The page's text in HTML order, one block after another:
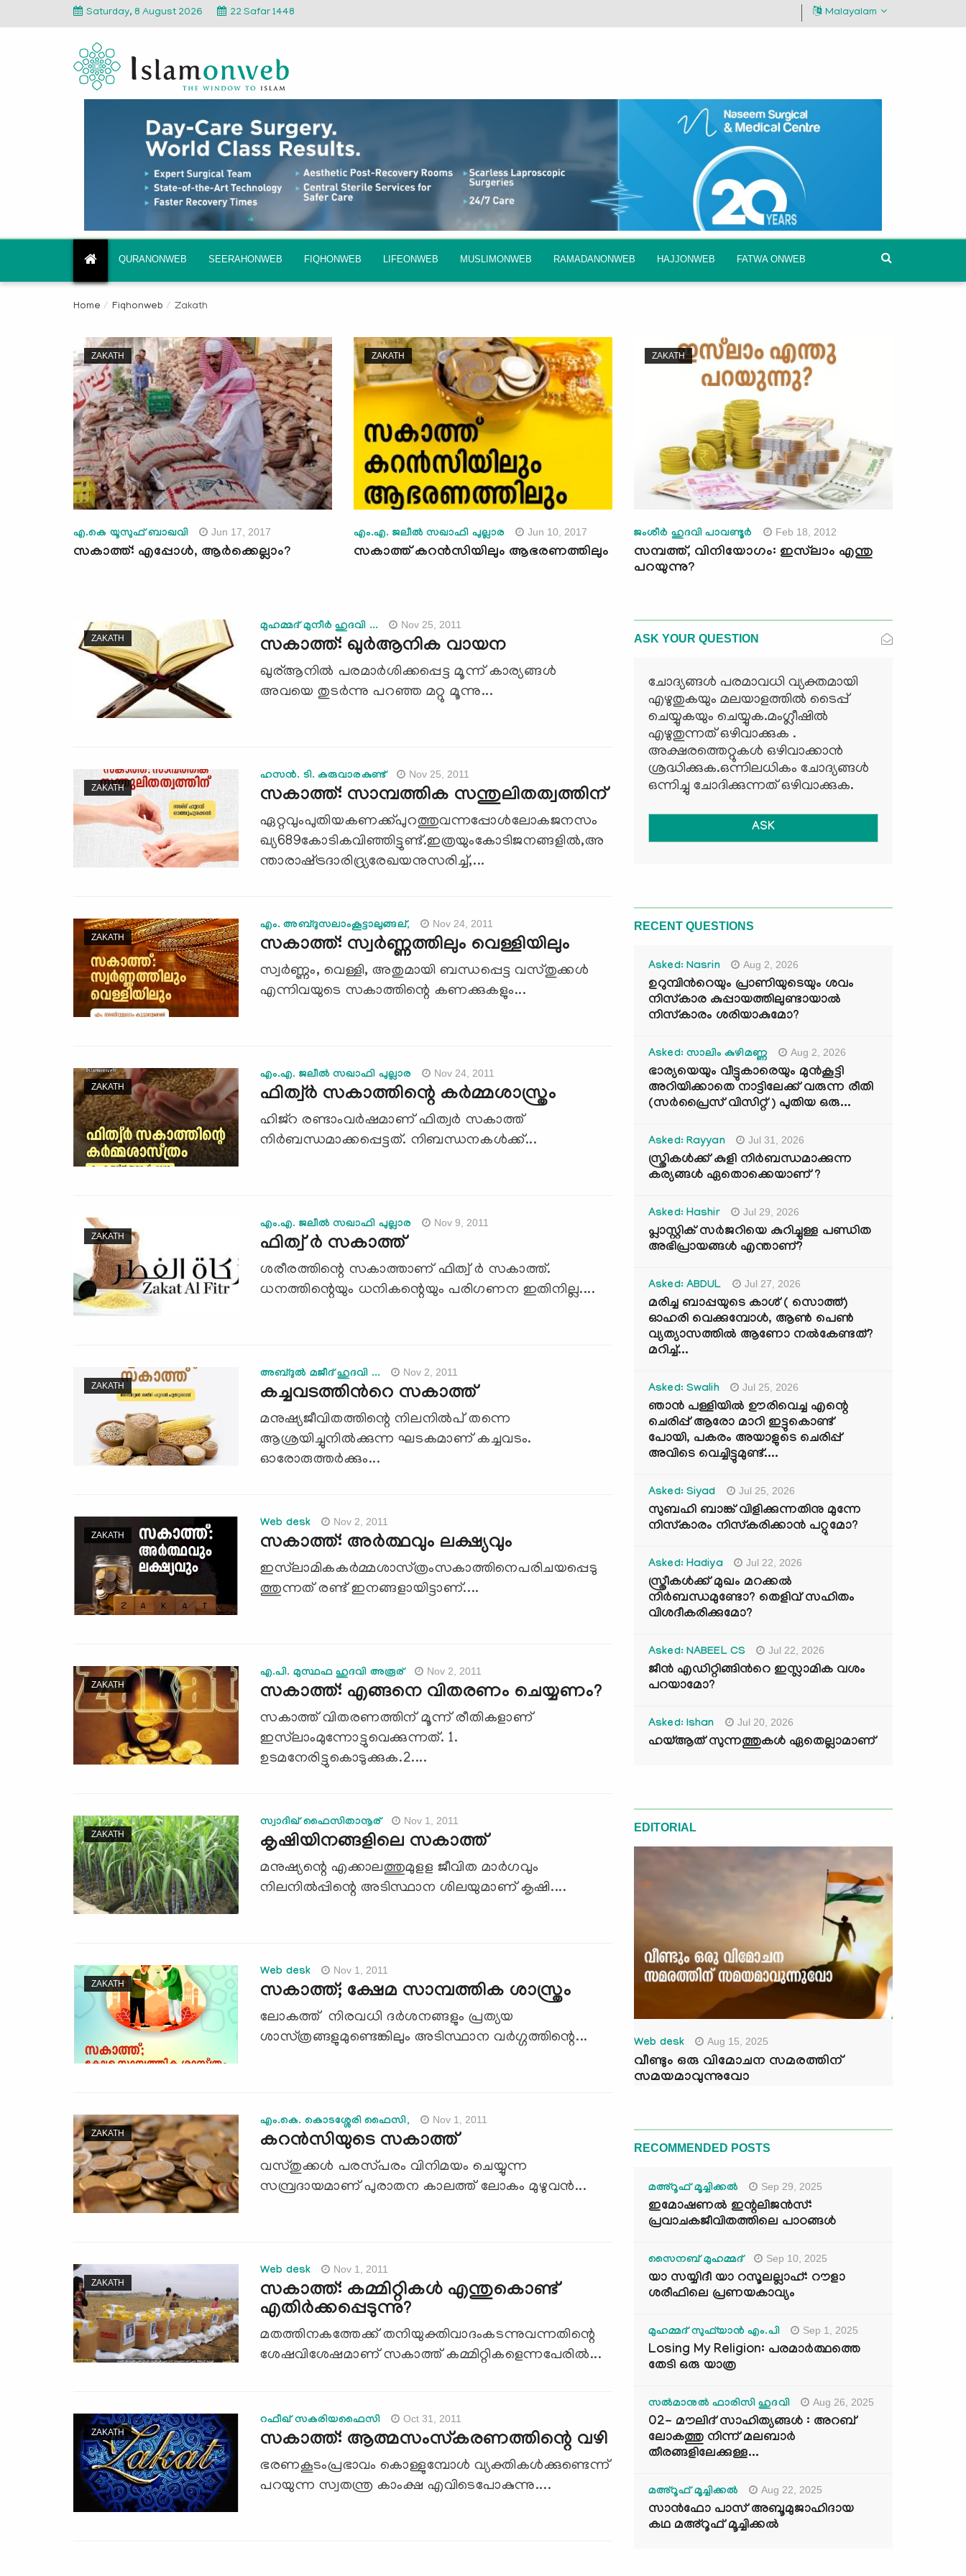
Saturday, 8 August 2026 22 Safar 1448 Malayalam
QURANONWEB SEERAHONWEB FIQHONWEB LIFEONWEB MUSLIMONWEB RAMADANONWEB HAJJONWEB FATWA ONWEB
Home Fiqhonweb Zakath
ZAKATH
എ.കെ യൂസുഫ് ബാഖവി Jun 17, 2017
സകാത്ത്: എപ്പോള്‍, ആര്‍ക്കെല്ലാം?
ZAKATH
എം.എ. ജലീല്‍ സഖാഫി പുല്ലാര Jun 10, 2017
സകാത്ത് കറന്‍സിയിലും ആഭരണത്തിലും
ZAKATH
ജംശീര്‍ ഹുദവി പാവണ്ടൂര്‍ Feb 18, 2012
സമ്പത്ത്, വിനിയോഗം: ഇസ്‌ലാം എന്തു
പറയുന്നു?
ZAKATH
മുഹമ്മദ് മുനീര്‍ ഹുദവി ... Nov 25, 2011
സകാത്ത്: ഖുര്‍ആനിക വായന
ഖുര്ആനില്‍ പരമാര്‍ശിക്കപ്പെട്ട മൂന്ന് കാര്യങ്ങള്‍
അവയെ‍ തുടര്‍ന്നു പറഞ്ഞ മറ്റു മൂന്നു...
ZAKATH
ഹസന്‍. ടി. കരുവാരകുണ്ട് Nov 25, 2011
സകാത്ത്: സാമ്പത്തിക സന്തുലിതത്വത്തിന്‌
ഏറ്റവുംപുതിയകണക്ക്‌പുറത്തുവന്നപ്പോള്‍ലോകജനസം
ഖ്യ689കോടികവിഞ്ഞിട്ടുണ്ട്‌.ഇത്രയുംകോടിജനങ്ങളില്‍,അ
ന്താരാഷ്‌ട്രദാരിദ്ര്യരേഖയനുസരിച്ച്‌,...
ZAKATH
എം. അബ്‌ദുസലാംകൂട്ടാലുങ്ങല്, Nov 24, 2011
സകാത്ത്: സ്വര്‍ണ്ണത്തിലും വെള്ളിയിലും
സ്വര്‍ണ്ണം, വെള്ളി, അതുമായി ബന്ധപ്പെട്ട വസ്‌തുക്കള്‍
എന്നിവയുടെ സകാത്തിന്റെ കണക്കുകളും...
ZAKATH
എം.എ. ജലീല്‍ സഖാഫി പുല്ലാര Nov 24, 2011
ഫിത്വ്‌ര്‍ സകാത്തിന്റെ കര്‍മ്മശാസ്ത്രം
ഹിജ്‌റ രണ്ടാംവര്‍ഷമാണ്‌ ഫിത്വര്‍ സകാത്ത്‌
നിര്‍ബന്ധമാക്കപ്പെട്ടത്‌. നിബന്ധനകള്‍ക്ക്‌...
ZAKATH
എം.എ. ജലീല്‍ സഖാഫി പുല്ലാര Nov 9, 2011
ഫിത്വ് ര്‍ സകാത്ത്
ശരീരത്തിന്റെ സകാത്താണ് ഫിത്വ് ര്‍ സകാത്ത്.
ധനത്തിന്റെയും ധനികന്റെയും പരിഗണന ഇതിനില്ല....
ZAKATH
അബ്ദുല്‍ മജീദ് ഹുദവി ... Nov 2, 2011
കച്ചവടത്തിന്‍റെ സകാത്ത്‌
മനുഷ്യജീവിതത്തിന്റെ നിലനില്‍പ് തന്നെ
ആശ്രയിച്ചുനില്‍ക്കുന്ന ഘടകമാണ് കച്ചവടം.
ഓരോരുത്തര്‍ക്കും...
ZAKATH
Web desk Nov 2, 2011
സകാത്ത്: അര്‍ത്ഥവും ലക്ഷ്യവും
ഇസ്‌ലാമികകര്‍മ്മശാസ്‌ത്രംസകാത്തിനെപരിചയപ്പെടു
ത്തുന്നത്‌ രണ്ട്‌ ഇനങ്ങളായിട്ടാണ്‌....
ZAKATH
എ.പി. മുസ്ഥഫ ഹുദവി അരൂര് Nov 2, 2011
സകാത്ത്: എങ്ങനെ വിതരണം ചെയ്യണം?
സകാത്ത്‌ വിതരണത്തിന്‌ മൂന്ന്‌ രീതികളാണ്‌
ഇസ്‌ലാംമുന്നോട്ടുവെക്കുന്നത്‌. 1.
ഉടമനേരിട്ടുകൊടുക്കുക.2....
ZAKATH
സ്വാദിഖ്‌ ഫൈസിതാനൂര് Nov 1, 2011
കൃഷിയിനങ്ങളിലെ സകാത്ത്‌
മനുഷ്യന്റെ എക്കാലത്തുമുളള ജീവിത മാര്‍ഗവും
നിലനില്‍പ്പിന്റെ അടിസ്ഥാന ശിലയുമാണ്‌ കൃഷി....
ZAKATH
Web desk Nov 1, 2011
സകാത്ത്; ക്ഷേമ സാമ്പത്തിക ശാസ്ത്രം
ലോകത്ത് ‌ നിരവധി ദര്‍ശനങ്ങളും പ്രത്യയ
ശാസ്‌ത്രങ്ങളുമുണ്ടെങ്കിലും അടിസ്ഥാന വര്‍ഗ്ഗത്തിന്റെ...
ZAKATH
എം.കെ. കൊടശ്ശേരി ഫൈസി, Nov 1, 2011
കറന്‍സിയുടെ സകാത്ത്‌
വസ്‌തുക്കള്‍ പരസ്‌പരം വിനിമയം ചെയ്യുന്ന
സമ്പ്രദായമാണ് പുരാതന കാലത്ത്‌ ലോകം മുഴുവന്‍...
ZAKATH
Web desk Nov 1, 2011
സകാത്ത്: കമ്മിറ്റികള്‍ എന്തുകൊണ്ട്
എതിര്‍ക്കപ്പെടുന്നു?
മതത്തിനകത്തേക്ക്‌ തനിയുക്തിവാദംകടന്നുവന്നതിന്റെ
ശേഷവിശേഷമാണ്‌ സകാത്ത്‌ കമ്മിറ്റികളെന്നപേരില്‍...
ZAKATH
റഫീഖ്‌ സകരിയഫൈസി Oct 31, 2011
സകാത്ത്: ആത്മസംസ്‌കരണത്തിന്റെ വഴി
ഭരണകൂടംപ്രഭാവം കൊള്ളുമ്പോള്‍ വ്യക്തികള്‍ക്കുണ്ടെന്ന്‌
പറയുന്ന സ്വതന്ത്ര കാംക്ഷ എവിടെപോകുന്നു....
ASK YOUR QUESTION
ചോദ്യങ്ങള്‍ പരമാവധി വ്യക്തമായി
എഴുതുകയും മലയാളത്തില്‍ ടൈപ്പ്
ചെയ്യുകയും ചെയ്യുക.മംഗ്ലീഷില്‍
എഴുതുന്നത് ഒഴിവാക്കുക .
അക്ഷരത്തെറ്റുകള്‍ ഒഴിവാക്കാന്‍
ശ്രദ്ധിക്കുക.ഒന്നിലധികം ചോദ്യങ്ങള്‍
ഒന്നിച്ചു ചോദിക്കുന്നത് ഒഴിവാക്കുക.
ASK
RECENT QUESTIONS
Asked: Nasrin Aug 2, 2026
ഉറുമ്പിന്‍റെയും പ്രാണിയുടെയും ശവം
നിസ്കാര കുപ്പായത്തിലുണ്ടായാൽ
നിസ്കാരം ശരിയാകുമോ?
Asked: സാലിം കുഴിമണ്ണ Aug 2, 2026
ഭാര്യയെയും വീട്ടുകാരെയും മുൻകൂട്ടി
അറിയിക്കാതെ നാട്ടിലേക്ക് വരുന്ന രീതി
(സർപ്രൈസ് വിസിറ്റ് ) പുതിയ ഒരു...
Asked: Rayyan Jul 31, 2026
സ്ത്രികൾക്ക് കുളി നിർബന്ധമാക്കുന്ന
കര്യങ്ങൾ ഏതൊക്കെയാണ് ?
Asked: Hashir Jul 29, 2026
പ്ലാസ്റ്റിക് സർജറിയെ കുറിച്ചുള്ള പണ്ഡിത
അഭിപ്രായങ്ങൾ എന്താണ്?
Asked: ABDUL Jul 27, 2026
മരിച്ച ബാപ്പയുടെ കാശ് ( സൊത്ത്)
ഓഹരി വെക്കുമ്പോൾ, ആണ്‍ പെണ്‍
വ്യത്യാസത്തില്‍ ആണോ നല്‍കേണ്ടത്?
മറിച്ച്...
Asked: Swalih Jul 25, 2026
ഞാൻ പള്ളിയിൽ ഊരിവെച്ച എന്റെ
ചെരിപ്പ് ആരോ മാറി ഇട്ടുകൊണ്ട്
പോയി, പകരം അയാളുടെ ചെരിപ്പ്
അവിടെ വെച്ചിട്ടുമുണ്ട്....
Asked: Siyad Jul 25, 2026
സുബഹി ബാങ്ക് വിളിക്കുന്നതിനു മുന്നേ
നിസ്കാരം നിസ്കരിക്കാൻ പറ്റുമോ?
Asked: Hadiya Jul 22, 2026
സ്ത്രീകൾക്ക് മുഖം മറക്കൽ
നിർബന്ധമുണ്ടോ? തെളിവ് സഹിതം
വിശദീകരിക്കുമോ?
Asked: NABEEL CS Jul 22, 2026
ജീൻ എഡിറ്റിങ്ങിന്‍റെ ഇസ്ലാമിക വശം
പറയാമോ?
Asked: Ishan Jul 20, 2026
ഹയ്ആത് സുന്നത്തുകൾ ഏതെല്ലാമാണ്
EDITORIAL
Web desk Aug 15, 2025
വീണ്ടും ഒരു വിമോചന സമരത്തിന്
സമയമാവുന്നുവോ
RECOMMENDED POSTS
മഅ്റൂഫ് മൂച്ചിക്കല്‍ Sep 29, 2025
ഇമോഷണൽ ഇന്റലിജൻസ്:
പ്രവാചകജീവിതത്തിലെ പാഠങ്ങൾ
സൈനബ് മുഹമ്മദ് Sep 10, 2025
യാ സയ്യിദീ യാ റസൂലല്ലാഹ്: റൗളാ
ശരീഫിലെ പ്രണയകാവ്യം
മുഹമ്മദ് സുഫ്‌യാൻ എം.പി Sep 1, 2025
Losing My Religion: പരമാർത്ഥത്തെ
തേടി ഒരു യാത്ര
സൽമാനുൽ ഫാരിസി ഹുദവി Aug 26, 2025
02- മൗലിദ് സാഹിത്യങ്ങൾ : അറബ്
ലോകത്തു നിന്ന് മലബാർ
തീരങ്ങളിലേക്കുള്ള...
മഅ്റൂഫ് മൂച്ചിക്കല്‍ Aug 22, 2025
സാൻഫോ പാസ് അബൂമുജാഹിദായ
കഥ മഅ്റൂഫ് മൂച്ചിക്കല്‍